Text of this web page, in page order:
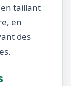
taillant
en
des